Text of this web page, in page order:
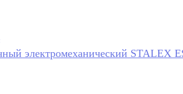
электромеханический STALEX